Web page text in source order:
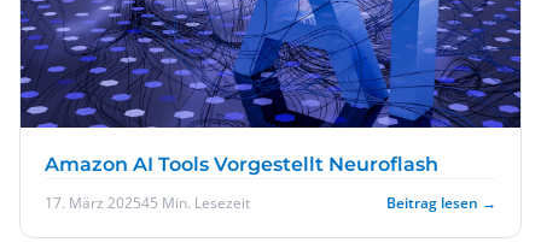
Amazon AI Tools Vorgestellt Neuroflash
17. März 202545 Min. Lesezeit Beitrag lesen →